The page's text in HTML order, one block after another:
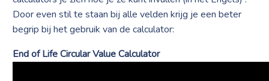
Door even stil te staan bij alle velden krijg je een beter
begrip bij het gebruik van de calculator:
End of Life Circular Value Calculator